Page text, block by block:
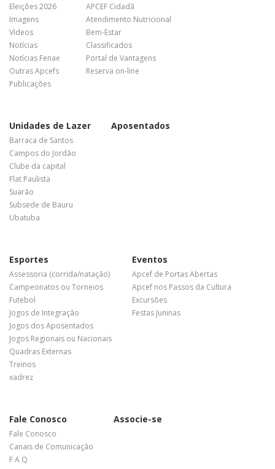
Eleições 2026
Imagens
Vídeos
Notícias
Notícias Fenae
Outras Apcefs
Publicações
APCEF Cidadã
Atendimento Nutricional
Bem-Estar
Classificados
Portal de Vantagens
Reserva on-line
Unidades de Lazer
Barraca de Santos
Campos do Jordão
Clube da capital
Flat Paulista
Suarão
Subsede de Bauru
Ubatuba
Aposentados
Esportes
Assessoria (corrida/natação)
Campeonatos ou Torneios
Futebol
Jogos de Integração
Jogos dos Aposentados
Jogos Regionais ou Nacionais
Quadras Externas
Treinos
xadrez
Eventos
Apcef de Portas Abertas
Apcef nos Passos da Cultura
Excursões
Festas Juninas
Fale Conosco
Fale Conosco
Canais de Comunicação
F A Q
Associe-se